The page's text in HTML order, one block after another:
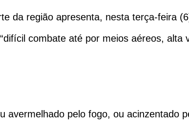
da região apresenta, nesta terça-feira
combate até por meios aéreos, alta
avermelhado pelo fogo, ou acinzentado